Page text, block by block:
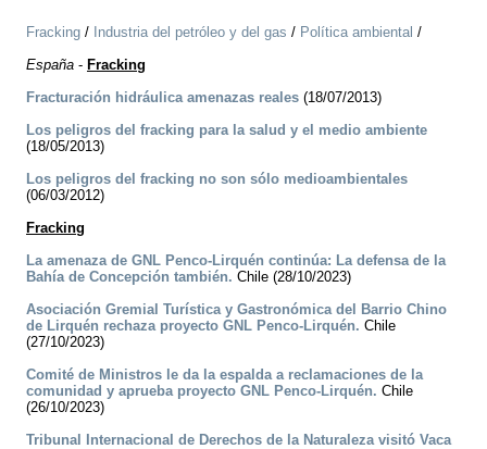
Fracking / Industria del petróleo y del gas / Política ambiental /
España - Fracking
Fracturación hidráulica amenazas reales (18/07/2013)
Los peligros del fracking para la salud y el medio ambiente
(18/05/2013)
Los peligros del fracking no son sólo medioambientales
(06/03/2012)
Fracking
La amenaza de GNL Penco-Lirquén continúa: La defensa de la
Bahía de Concepción también. Chile (28/10/2023)
Asociación Gremial Turística y Gastronómica del Barrio Chino
de Lirquén rechaza proyecto GNL Penco-Lirquén. Chile
(27/10/2023)
Comité de Ministros le da la espalda a reclamaciones de la
comunidad y aprueba proyecto GNL Penco-Lirquén. Chile
(26/10/2023)
Tribunal Internacional de Derechos de la Naturaleza visitó Vaca